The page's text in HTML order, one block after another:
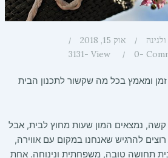
אוק 15, 2018
0
3131 View -
ומאמץ בכל מה שקשור לתכנון הבית
קשה, נמצאים המון שעות מחוץ לבית, אבל
רוצים להרגיש שאנחנו במקום עם אווירה,
תחושה טובה, משפחתית ונינוחה. אחת